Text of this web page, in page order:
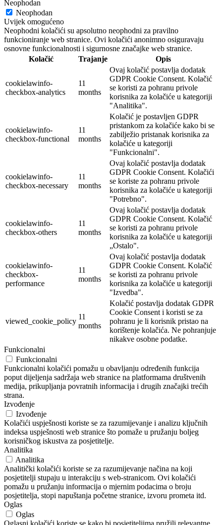
Neophodan
Neophodan
Uvijek omogućeno
Neophodni kolačići su apsolutno neophodni za pravilno
funkcioniranje web stranice. Ovi kolačići anonimno osiguravaju
osnovne funkcionalnosti i sigurnosne značajke web stranice.
Kolačić
Trajanje Opis
cookielawinfo-
checkbox-analytics
11
months
Ovaj kolačić postavlja dodatak
GDPR Cookie Consent. Kolačić
se koristi za pohranu privole
korisnika za kolačiće u kategoriji
"Analitika".
cookielawinfo-
checkbox-functional
11
months
Kolačić je postavljen GDPR
pristankom za kolačiće kako bi se
zabilježio pristanak korisnika za
kolačiće u kategoriji
"Funkcionalni".
cookielawinfo-
checkbox-necessary
11
months
Ovaj kolačić postavlja dodatak
GDPR Cookie Consent. Kolačići
se koriste za pohranu privole
korisnika za kolačiće u kategoriji
"Potrebno".
cookielawinfo-
checkbox-others
11
months
Ovaj kolačić postavlja dodatak
GDPR Cookie Consent. Kolačić
se koristi za pohranu privole
korisnika za kolačiće u kategoriji
„Ostalo".
cookielawinfo-
checkbox-
performance
11
months
Ovaj kolačić postavlja dodatak
GDPR Cookie Consent. Kolačić
se koristi za pohranu privole
korisnika za kolačiće u kategoriji
"Izvedba".
viewed_cookie_policy
11
months
Kolačić postavlja dodatak GDPR
Cookie Consent i koristi se za
pohranu je li korisnik pristao na
korištenje kolačića. Ne pohranjuje
nikakve osobne podatke.
Funkcionalni
Funkcionalni
Funkcionalni kolačići pomažu u obavljanju određenih funkcija
poput dijeljenja sadržaja web stranice na platformama društvenih
medija, prikupljanja povratnih informacija i drugih značajki trećih
strana.
Izvođenje
Izvođenje
Kolačići uspješnosti koriste se za razumijevanje i analizu ključnih
indeksa uspješnosti web stranice što pomaže u pružanju boljeg
korisničkog iskustva za posjetitelje.
Analitika
Analitika
Analitički kolačići koriste se za razumijevanje načina na koji
posjetitelji stupaju u interakciju s web-stranicom. Ovi kolačići
pomažu u pružanju informacija o mjernim podacima o broju
posjetitelja, stopi napuštanja početne stranice, izvoru prometa itd.
Oglas
Oglas